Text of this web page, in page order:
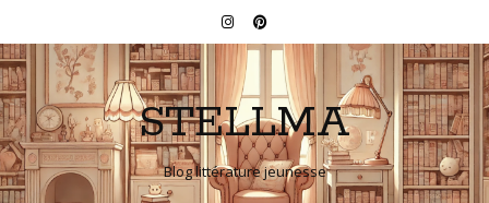
STELLMA
Blog littérature jeunesse